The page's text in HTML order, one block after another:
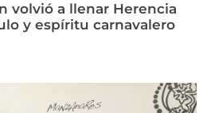
volvió a llenar Herencia
y espíritu carnavalero